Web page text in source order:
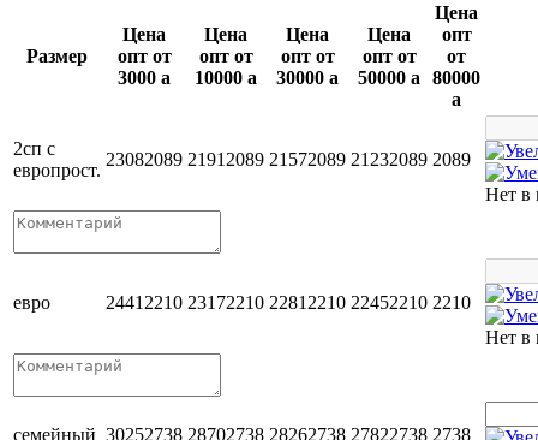
Размер
Цена
опт от
3000 a
Цена
опт от
10000 a
Цена
опт от
30000 a
Цена
опт от
50000 a
Цена
опт
от
80000
a
2сп с
европрост.
23082089 2191 2089 21572089 21232089 2089
Нет в
евро 2441 2210 23172210 2281 2210 22452210 2210
Нет в
семейный 30252738 28702738 28262738 27822738 2738